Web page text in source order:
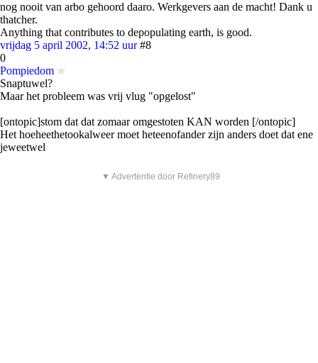
nog nooit van arbo gehoord daaro. Werkgevers aan de macht! Dank u
thatcher.
Anything that contributes to depopulating earth, is good.
vrijdag 5 april 2002, 14:52 uur #8
0
Pompiedom
Snaptuwel?
Maar het probleem was vrij vlug "opgelost"
[ontopic]stom dat dat zomaar omgestoten KAN worden [/ontopic]
Het hoeheethetookalweer moet heteenofander zijn anders doet dat ene
jeweetwel
▼ Advertentie door Refinery89